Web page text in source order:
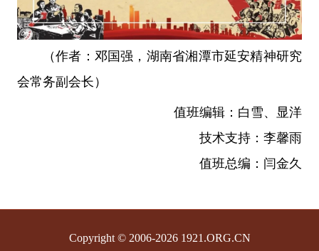
（作者：邓国强，湖南省湘潭市延安精神研究
会常务副会长）
值班编辑：白雪、显洋
技术支持：李馨雨
值班总编：闫金久
Copyright © 2006-2026 1921.ORG.CN